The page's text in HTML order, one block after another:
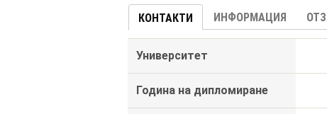
КОНТАКТИ ИНФОРМАЦИЯ
Университет
Година на дипломиране